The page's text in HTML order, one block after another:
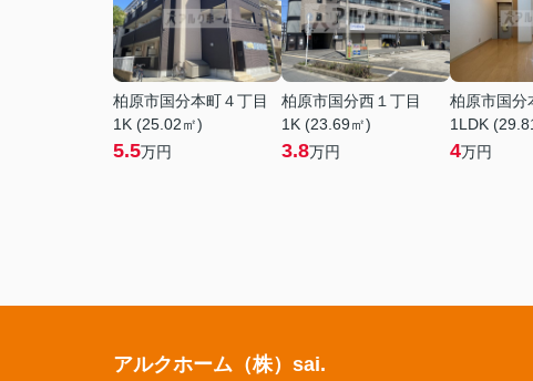
柏原市国分本町４丁目
1K (25.02㎡)
5.5万円
柏原市国分西１丁目
1K (23.69㎡)
3.8万円
柏原市国分
1LDK
4万円
アルクホーム（株）sai.